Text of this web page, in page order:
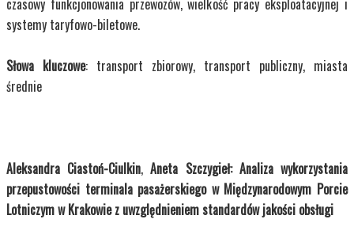
czasowy funkcjonowania przewozów, wielkość pracy eksploatacyjnej i
systemy taryfowo-biletowe.
Słowa kluczowe: transport zbiorowy, transport publiczny, miasta
średnie
Aleksandra Ciastoń-Ciulkin, Aneta Szczygieł: Analiza wykorzystania
przepustowości terminala pasażerskiego w Międzynarodowym Porcie
Lotniczym w Krakowie z uwzględnieniem standardów jakości obsługi